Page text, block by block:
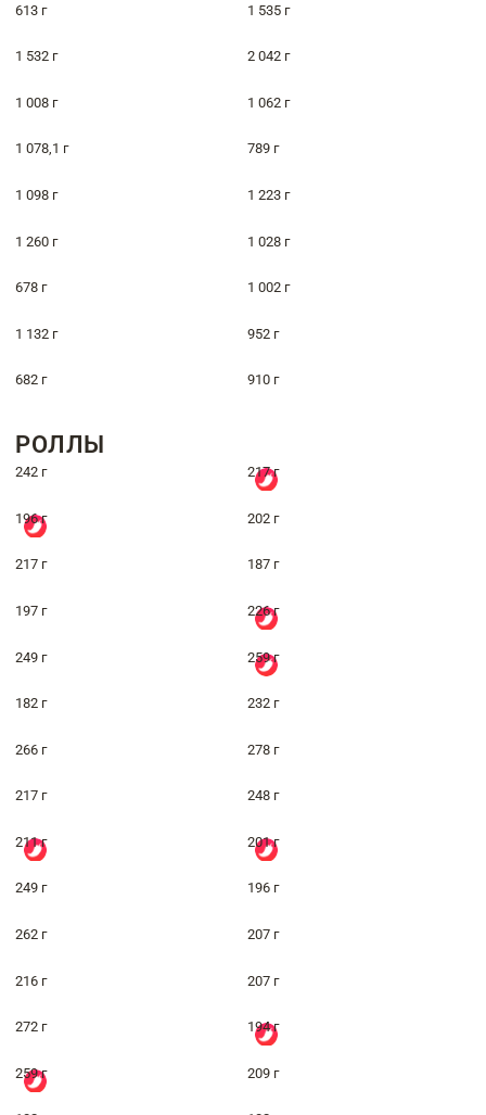
613 г 1 535 г
1 532 г 2 042 г
1 008 г 1 062 г
1 078,1 г 789 г
1 098 г 1 223 г
1 260 г 1 028 г
678 г 1 002 г
1 132 г 952 г
682 г 910 г
РОЛЛЫ
242 г 217 г
196 г 202 г
217 г 187 г
197 г 226 г
249 г 259 г
182 г 232 г
266 г 278 г
217 г 248 г
211 г 201 г
249 г 196 г
262 г 207 г
216 г 207 г
272 г 194 г
259 г 209 г